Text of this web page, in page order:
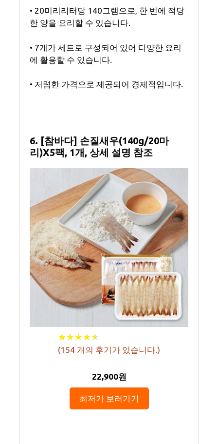
• 20미리리터당 140그램으로, 한 번에 적당
한 양을 요리할 수 있습니다.
• 7개가 세트로 구성되어 있어 다양한 요리
에 활용할 수 있습니다.
• 저렴한 가격으로 제공되어 경제적입니다.
6. [참바다] 손질새우(140g/20마
리)X5팩, 1개, 상세 설명 참조
★★★★★
★★★★★
(154 개의 후기가 있습니다.)
22,900원
최저가 보러가기